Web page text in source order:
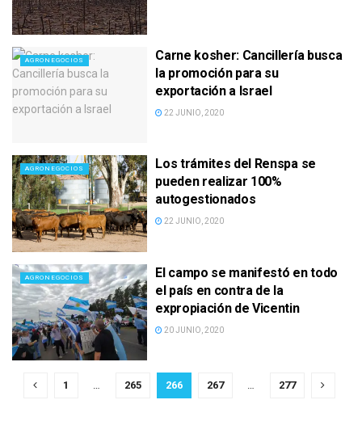
AGRONEGOCIOS
Carne kosher: Cancillería busca
la promoción para su
exportación a Israel
22 JUNIO, 2020
AGRONEGOCIOS
Los trámites del Renspa se
pueden realizar 100%
autogestionados
22 JUNIO, 2020
AGRONEGOCIOS
El campo se manifestó en todo
el país en contra de la
expropiación de Vicentin
20 JUNIO, 2020
1 … 265 266 267 … 277